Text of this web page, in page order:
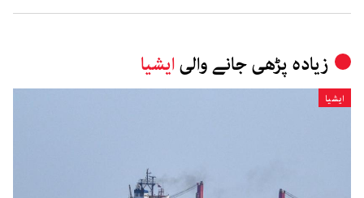
زیادہ پڑھی جانے والیایشیا
ایشیا